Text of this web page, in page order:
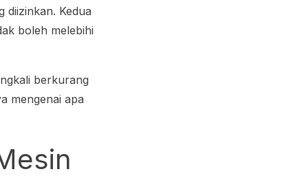
diizinkan. Kedua
boleh melebihi
berkurang
mengenai apa